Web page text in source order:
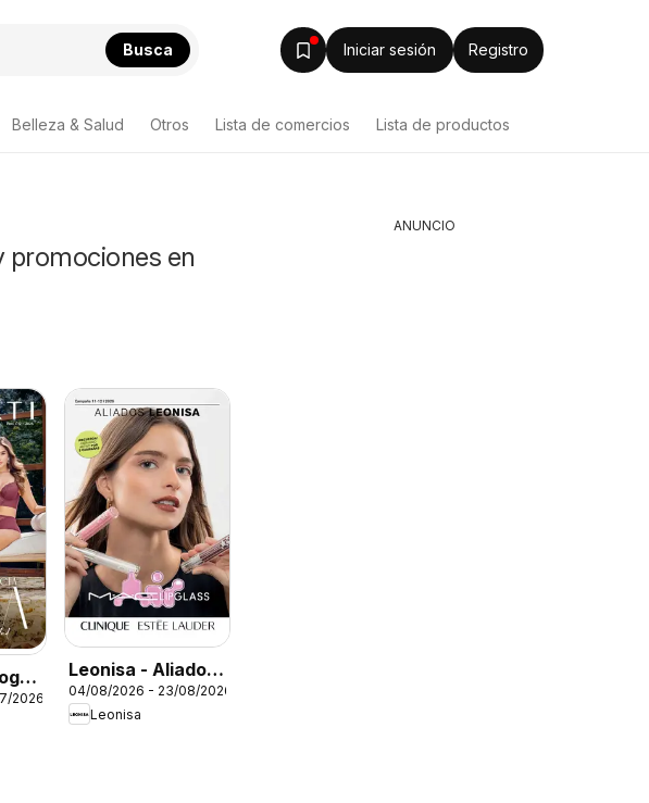
Busca Iniciar sesión Registro
Belleza & Salud Otros Lista de comercios Lista de productos
promociones en
-
2026
Leonisa - Aliados
Leonisa II
04/08/2026 - 23/08/2026
Leonisa
ANUNCIO